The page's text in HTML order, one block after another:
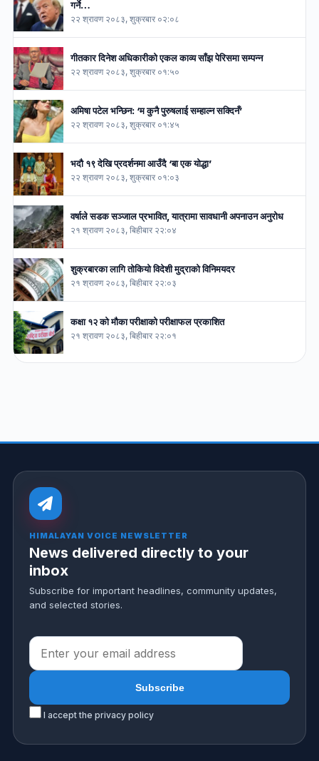
गर्ने…
२२ श्रावण २०८३, शुक्रबार ०२:०८
गीतकार दिनेश अधिकारीको एकल काव्य साँझ पेरिसमा सम्पन्न
२२ श्रावण २०८३, शुक्रबार ०१:५०
अमिषा पटेल भन्छिन: ‘म कुनै पुरुषलाई सम्हाल्न सक्दिनँ’
२२ श्रावण २०८३, शुक्रबार ०१:४५
भदौ १९ देखि प्रदर्शनमा आउँदै ‘बा एक योद्धा’
२२ श्रावण २०८३, शुक्रबार ०१:०३
वर्षाले सडक सञ्जाल प्रभावित, यात्रामा सावधानी अपनाउन अनुरोध
२१ श्रावण २०८३, बिहीबार २२:०४
शुक्रबारका लागि तोकियो विदेशी मुद्राको विनिमयदर
२१ श्रावण २०८३, बिहीबार २२:०३
कक्षा १२ को मौका परीक्षाको परीक्षाफल प्रकाशित
२१ श्रावण २०८३, बिहीबार २२:०१
HIMALAYAN VOICE NEWSLETTER
News delivered directly to your
inbox
Subscribe for important headlines, community updates,
and selected stories.
I accept the privacy policy